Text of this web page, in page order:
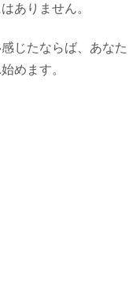
ありません。
じたならば、あなた
めます。